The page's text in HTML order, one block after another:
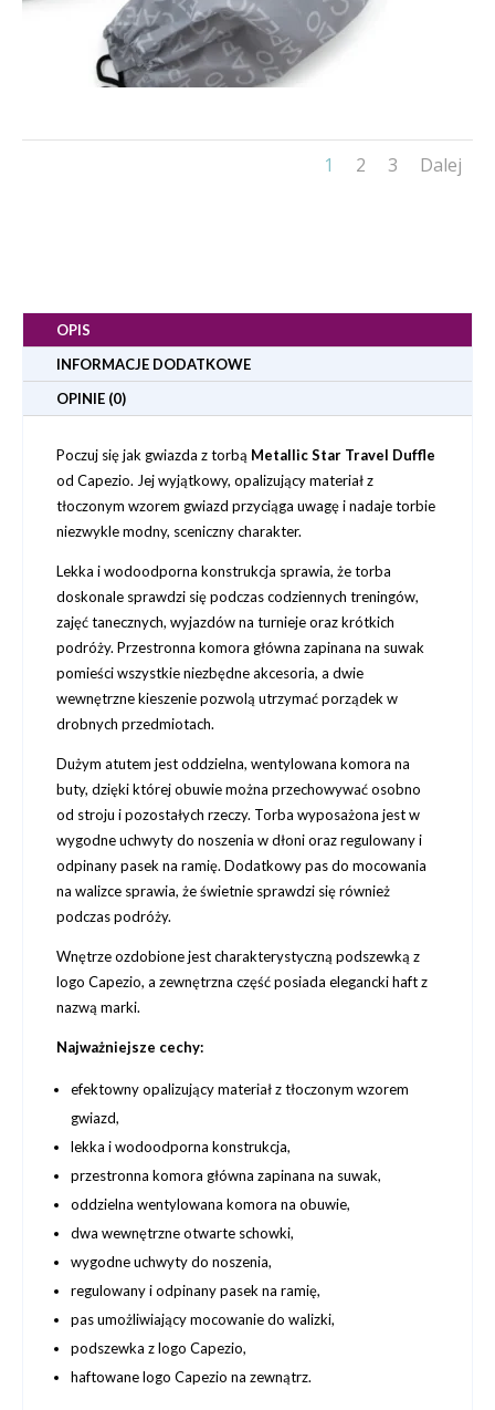
1 2 3 Dalej
OPIS
INFORMACJE DODATKOWE
OPINIE (0)
Poczuj się jak gwiazda z torbą Metallic Star Travel Duffle
od Capezio. Jej wyjątkowy, opalizujący materiał z
tłoczonym wzorem gwiazd przyciąga uwagę i nadaje torbie
niezwykle modny, sceniczny charakter.
Lekka i wodoodporna konstrukcja sprawia, że torba
doskonale sprawdzi się podczas codziennych treningów,
zajęć tanecznych, wyjazdów na turnieje oraz krótkich
podróży. Przestronna komora główna zapinana na suwak
pomieści wszystkie niezbędne akcesoria, a dwie
wewnętrzne kieszenie pozwolą utrzymać porządek w
drobnych przedmiotach.
Dużym atutem jest oddzielna, wentylowana komora na
buty, dzięki której obuwie można przechowywać osobno
od stroju i pozostałych rzeczy. Torba wyposażona jest w
wygodne uchwyty do noszenia w dłoni oraz regulowany i
odpinany pasek na ramię. Dodatkowy pas do mocowania
na walizce sprawia, że świetnie sprawdzi się również
podczas podróży.
Wnętrze ozdobione jest charakterystyczną podszewką z
logo Capezio, a zewnętrzna część posiada elegancki haft z
nazwą marki.
Najważniejsze cechy:
efektowny opalizujący materiał z tłoczonym wzorem
gwiazd,
lekka i wodoodporna konstrukcja,
przestronna komora główna zapinana na suwak,
oddzielna wentylowana komora na obuwie,
dwa wewnętrzne otwarte schowki,
wygodne uchwyty do noszenia,
regulowany i odpinany pasek na ramię,
pas umożliwiający mocowanie do walizki,
podszewka z logo Capezio,
haftowane logo Capezio na zewnątrz.